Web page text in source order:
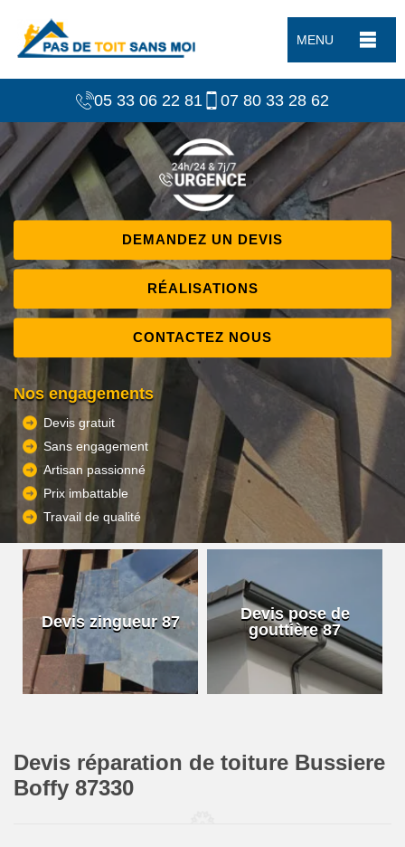
MENU
05 33 06 22 81 07 80 33 28 62
DEMANDEZ UN DEVIS
RÉALISATIONS
CONTACTEZ NOUS
Nos engagements
Devis gratuit
Sans engagement
Artisan passionné
Prix imbattable
Travail de qualité
Devis zingueur 87
Devis pose de
gouttière 87
Devis réparation de toiture Bussiere
Boffy 87330